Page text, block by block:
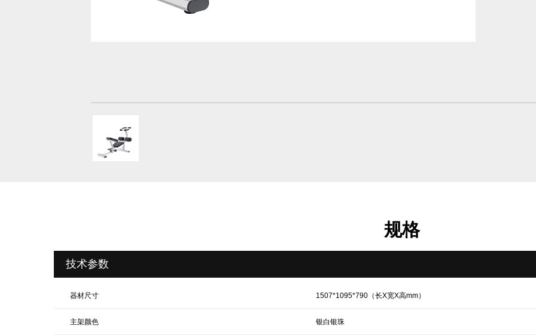
规格
技术参数
器材尺寸 1507*1095*790（长X宽X高mm）
主架颜色 银白银珠